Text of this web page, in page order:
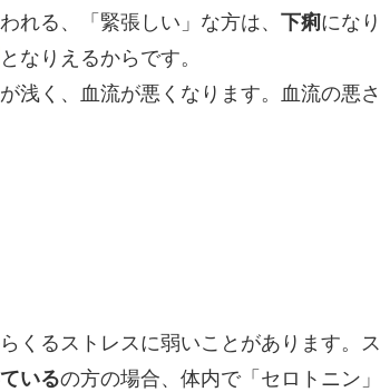
れる、「緊張しい」な方は、 下痢になり
となりえるからです。
浅く、血流が悪くなります。血流の悪さ
くるストレスに弱いことがあります。ス
いるの方の場合、体内で「セロトニン」